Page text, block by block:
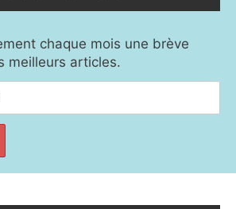
chaque mois une brève
meilleurs articles.